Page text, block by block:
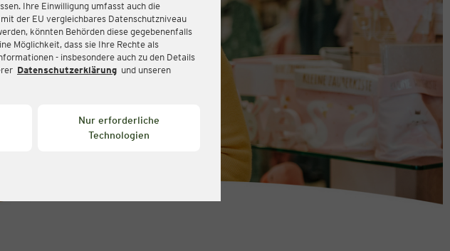
Ihre Einwilligung umfasst auch die
der EU vergleichbares Datenschutzniveau
könnten Behörden diese gegebenenfalls
Möglichkeit, dass sie Ihre Rechte als
- insbesondere auch zu den Details
Datenschutzerklärung und unseren
Nur erforderliche
Technologien